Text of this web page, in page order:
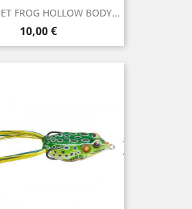
FROG HOLLOW BODY...
Preço
10,00 €